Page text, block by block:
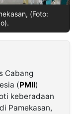
(Foto:
Cabang
(PMII)
keberadaan
Pamekasan,